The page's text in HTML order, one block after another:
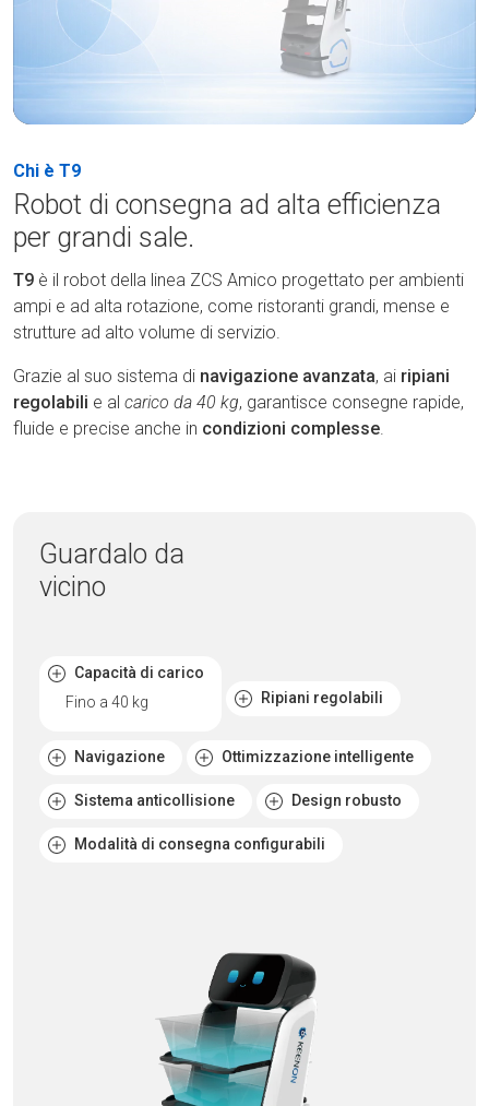
Chi è T9
Robot di consegna ad alta efficienza
per grandi sale.
T9 è il robot della linea ZCS Amico progettato per ambienti
ampi e ad alta rotazione, come ristoranti grandi, mense e
strutture ad alto volume di servizio.
Grazie al suo sistema di navigazione avanzata, ai ripiani
regolabili e al carico da 40 kg, garantisce consegne rapide,
fluide e precise anche in condizioni complesse.
Guardalo da
vicino
Capacità di carico
Fino a 40 kg
Ripiani regolabili
Navigazione Ottimizzazione intelligente
Sistema anticollisione Design robusto
Modalità di consegna configurabili